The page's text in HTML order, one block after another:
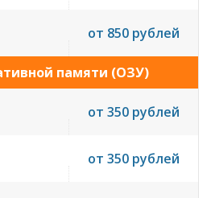
от 850 рублей
памяти (ОЗУ)
от 350 рублей
от 350 рублей